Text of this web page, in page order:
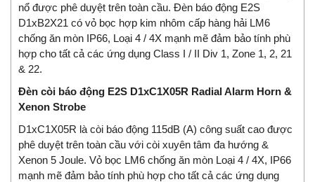
nổ được phê duyệt trên toàn cầu. Đèn báo động E2S
D1xB2X21 có vỏ bọc hợp kim nhôm cấp hàng hải LM6
chống ăn mòn IP66, Loại 4 / 4X mạnh mẽ đảm bảo tính phù
hợp cho tất cả các ứng dụng Class I / II Div 1, Zone 1, 2, 21
& 22.
Đèn còi báo động E2S D1xC1X05R Radial Alarm Horn &
Xenon Strobe
D1xC1X05R là còi báo động 115dB (A) công suất cao được
phê duyệt trên toàn cầu với còi xuyên tâm đa hướng &
Xenon 5 Joule. Vỏ bọc LM6 chống ăn mòn Loại 4 / 4X, IP66
mạnh mẽ đảm bảo tính phù hợp cho tất cả các ứng dụng